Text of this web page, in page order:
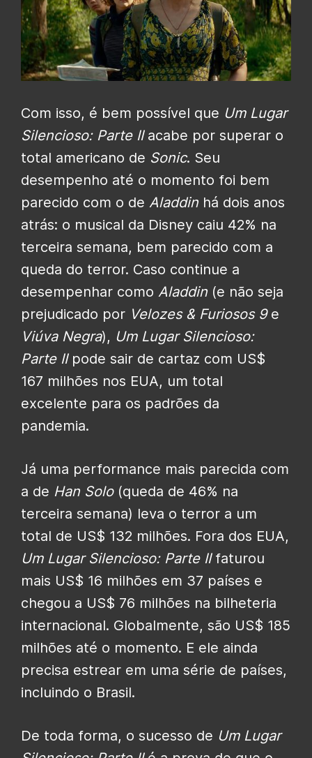
Com isso, é bem possível que Um Lugar
Silencioso: Parte IIacabe por superar o
total americano de Sonic. Seu
desempenho até o momento foi bem
parecido com o de Aladdin há dois anos
atrás: o musical da Disney caiu 42% na
terceira semana, bem parecido com a
queda do terror. Caso continue a
desempenhar como Aladdin (e não seja
prejudicado por Velozes & Furiosos 9e
Viúva Negra), Um Lugar Silencioso:
Parte IIpode sair de cartaz com US$
167 milhões nos EUA, um total
excelente para os padrões da
pandemia.
Já uma performance mais parecida com
a de Han Solo(queda de 46% na
terceira semana) leva o terror a um
total de US$ 132 milhões. Fora dos EUA,
Um Lugar Silencioso: Parte IIfaturou
mais US$ 16 milhões em 37 países e
chegou a US$ 76 milhões na bilheteria
internacional. Globalmente, são US$ 185
milhões até o momento. E ele ainda
precisa estrear em uma série de países,
incluindo o Brasil.
De toda forma, o sucesso de Um Lugar